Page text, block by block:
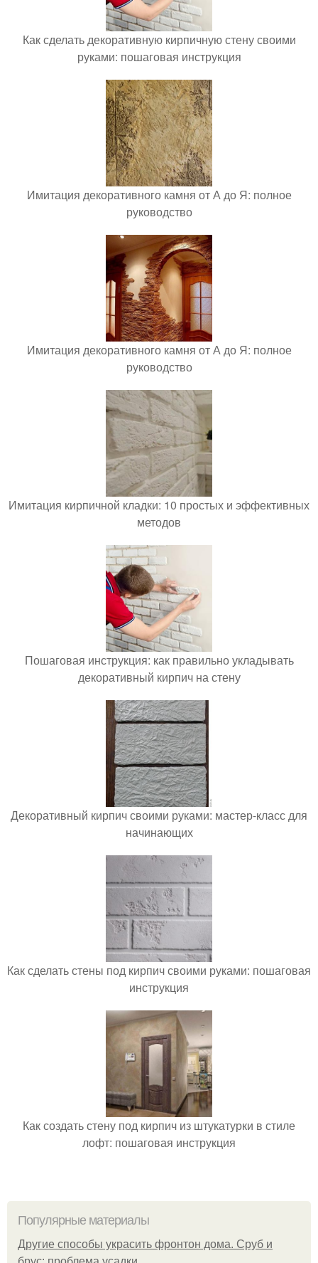
Как сделать декоративную кирпичную стену своими
руками: пошаговая инструкция
Имитация декоративного камня от А до Я: полное
руководство
Имитация декоративного камня от А до Я: полное
руководство
Имитация кирпичной кладки: 10 простых и эффективных
методов
Пошаговая инструкция: как правильно укладывать
декоративный кирпич на стену
Декоративный кирпич своими руками: мастер-класс для
начинающих
Как сделать стены под кирпич своими руками: пошаговая
инструкция
Как создать стену под кирпич из штукатурки в стиле
лофт: пошаговая инструкция
Популярные материалы
Другие способы украсить фронтон дома. Сруб и